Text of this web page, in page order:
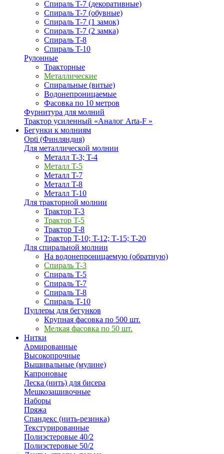
Спираль T-7 (декоративные)
Спираль T-7 (обувные)
Спираль T-7 (1 замок)
Спираль T-7 (2 замка)
Спираль T-8
Спираль T-10
Рулонные
Тракторные
Металлические
Спиральные (витые)
Водонепроницаемые
Фасовка по 10 метров
Фурнитура для молний
Трактор усиленный «Аналог Arta-F »
Бегунки к молниям
Opti (Финляндия)
Для металлической молнии
Металл T-3; T-4
Металл T-5
Металл T-7
Металл T-8
Металл T-10
Для тракторной молнии
Трактор T-3
Трактор T-5
Трактор T-8
Трактор T-10; T-12; Т-15; T-20
Для спиральной молнии
На водонепроницаемую (обратную)
Спираль T-3
Спираль T-5
Спираль T-7
Спираль T-8
Спираль T-10
Пуллеры для бегунков
Крупная фасовка по 500 шт.
Мелкая фасовка по 50 шт.
Нитки
Армированные
Высокопрочные
Вышивальные (мулине)
Капроновые
Леска (нить) для бисера
Мешкозашивочные
Наборы
Пряжа
Спандекс (нить-резинка)
Текстурированные
Полиэстеровые 40/2
Полиэстеровые 50/2